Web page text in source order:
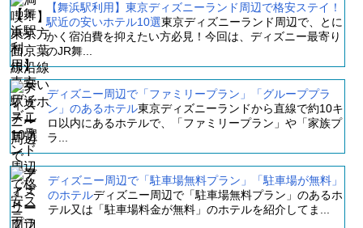
【舞浜駅利用】東京ディズニーランド周辺で格安ステイ！
駅近の安いホテル10選東京ディズニーランド周辺で、とに
かく宿泊費を抑えたい方必見！今回は、ディズニー最寄り
のJR舞...
ディズニー周辺で「ファミリープラン」「グループプラ
ン」のあるホテル東京ディズニーランドから直線で約10キ
ロ以内にあるホテルで、「ファミリープラン」や「家族プ
ラ...
ディズニー周辺で「駐車場無料プラン」「駐車場が無料」
のホテルディズニー周辺で「駐車場無料プラン」のあるホ
テル又は「駐車場料金が無料」のホテルを紹介してま...